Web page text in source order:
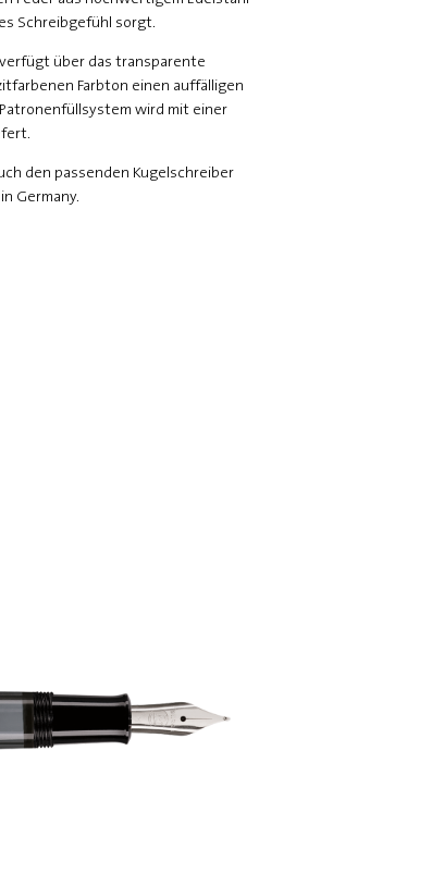
Schreibgefühl sorgt.
über das transparente
Farbton einen auffälligen
wird mit einer
den passenden Kugelschreiber
Germany.